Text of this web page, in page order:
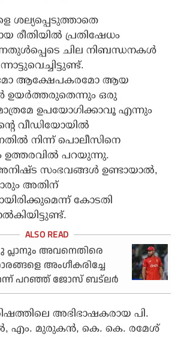
ശല്യപ്പെടുത്താതെ
രീതിയിൽ പ്രതിഷേധം
ചില നിബന്ധനകൾ
ആക്ഷേപകരമോ ആയ
ഉയർത്തരുതെന്നും ഒരു
ഉപയോഗിക്കാവൂ എന്നും
വീഡിയോയിൽ
നിന്ന് പൊലീസിനെ
ഉത്തരവിൽ പറയുന്നു.
സംഭവങ്ങൾ ഉണ്ടായാൽ,
അതിന്
കോടതി
അവനെതിരെ
അംഗീകരിച്ചേ
പറഞ്ഞ് ജോസ് ബട്‌ലര്‍
അഭിഭാഷകരായ പി.
എം. മുരുകൻ, കെ. കെ. രമേശ്